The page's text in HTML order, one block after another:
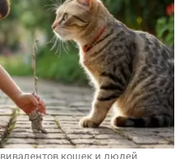
кошек и людей